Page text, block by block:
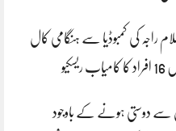
راجہ کی کمبوڈیا سے ہنگامی کال
سے دوستی ہونے کے باوجود